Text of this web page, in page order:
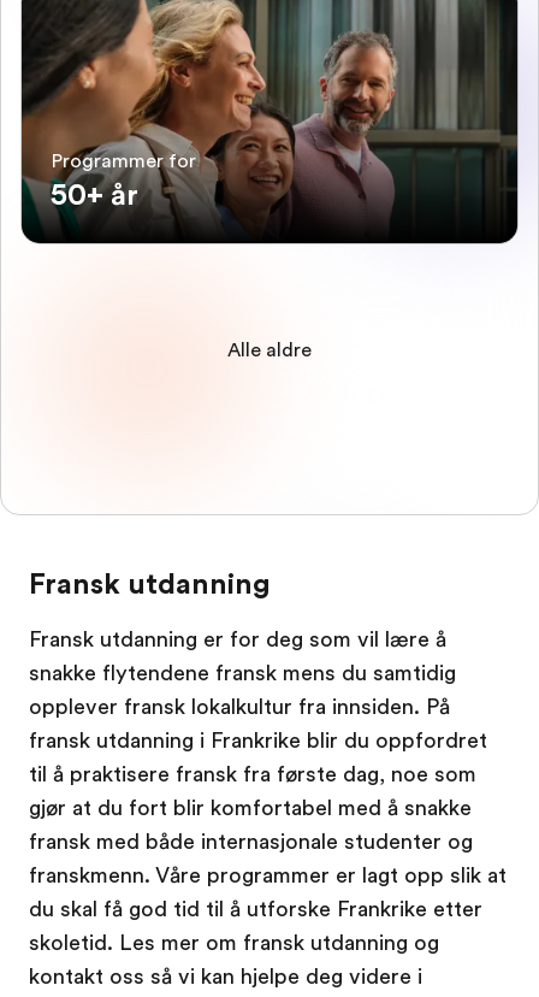
Programmer for
50+ år
Alle aldre
Fransk utdanning
Fransk utdanning er for deg som vil lære å
snakke flytendene fransk mens du samtidig
opplever fransk lokalkultur fra innsiden. På
fransk utdanning i Frankrike blir du oppfordret
til å praktisere fransk fra første dag, noe som
gjør at du fort blir komfortabel med å snakke
fransk med både internasjonale studenter og
franskmenn. Våre programmer er lagt opp slik at
du skal få god tid til å utforske Frankrike etter
skoletid. Les mer om fransk utdanning og
kontakt oss så vi kan hjelpe deg videre i